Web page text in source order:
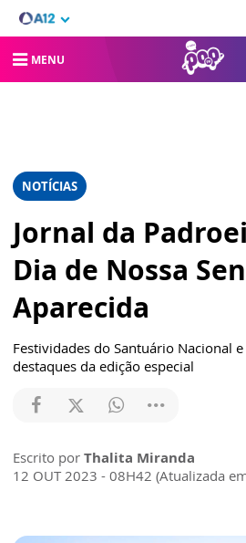
MENU
NOTÍCIAS
Jornal da
Dia de Nossa
Aparecida
Festividades do Santuário Nacional
destaques da edição especial
Escrito por Thalita Miranda
12 OUT 2023 - 08H42 (Atualizada